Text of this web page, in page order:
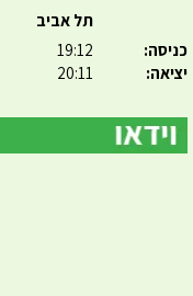
כניסה:
יציאה:
תל אביב
19:12
20:11